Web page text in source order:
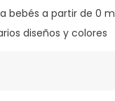
bebés a partir de 0
diseños y colores